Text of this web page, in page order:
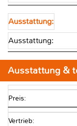
Ausstattung:
Ausstattung:
Ausstattung &
Preis:
Vertrieb: